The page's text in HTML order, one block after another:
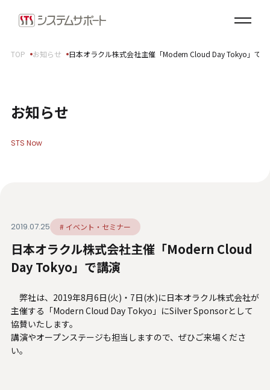
ソリューション・プロダクト
企業情報
拠点案内
SDGsへの取り組み
健康経営宣言
ダイバーシティ・エクイティ＆インクルージョン
採用情報
お知らせ
TOP お知らせ 日本オラクル株式会社主催「Modern Cloud Day Tokyo」で
お知らせ
STS Now
2019.07.25 # イベント・セミナー
日本オラクル株式会社主催「Modern Cloud
Day Tokyo」で講演
弊社は、2019年8月6日(火)・7日(水)に日本オラクル株式会社が
主催する「Modern Cloud Day Tokyo」にSilver Sponsorとして
協賛いたします。
講演やオープンステージも担当しますので、ぜひご来場くださ
い。